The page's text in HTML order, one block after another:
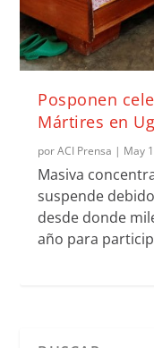
Posponen
Mártires en
porACI Prensa | May
Masiva
suspende
desde donde
año para